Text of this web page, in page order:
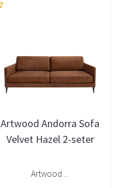
Artwood Andorra Sofa
Velvet Hazel 2-seter
Artwood ...